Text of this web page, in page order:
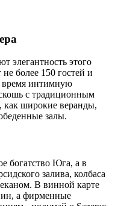
элегантность этого
более 150 гостей и
время интимную
с традиционным
как широкие веранды,
залы.
богатство Юга, а в
залива, колбаса
В винной карте
а фирменные